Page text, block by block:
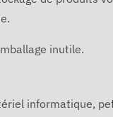
inutile.
informatique,